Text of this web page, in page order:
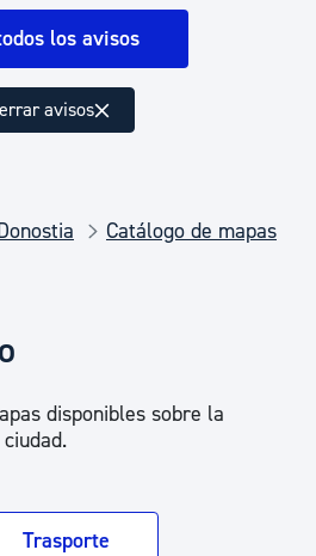
los avisos
avisos
Catálogo de mapas
disponibles sobre la
Trasporte